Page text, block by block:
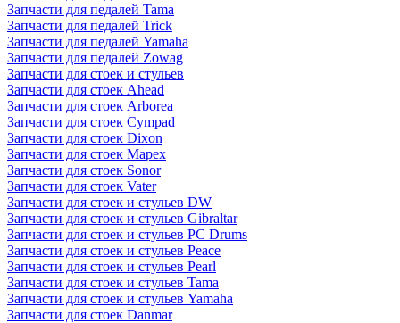
Запчасти для педалей Tama
Запчасти для педалей Trick
Запчасти для педалей Yamaha
Запчасти для педалей Zowag
Запчасти для стоек и стульев
Запчасти для стоек Ahead
Запчасти для стоек Arborea
Запчасти для стоек Cympad
Запчасти для стоек Dixon
Запчасти для стоек Mapex
Запчасти для стоек Sonor
Запчасти для стоек Vater
Запчасти для стоек и стульев DW
Запчасти для стоек и стульев Gibraltar
Запчасти для стоек и стульев PC Drums
Запчасти для стоек и стульев Peace
Запчасти для стоек и стульев Pearl
Запчасти для стоек и стульев Tama
Запчасти для стоек и стульев Yamaha
Запчасти для стоек Danmar